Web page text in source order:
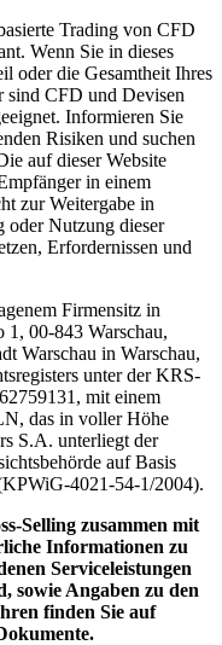
Trading von CFD
Wenn Sie in dieses
oder die Gesamtheit Ihres
sind CFD und Devisen
Informieren Sie
Risiken und suchen
auf dieser Website
in einem
zur Weitergabe in
oder Nutzung dieser
Erfordernissen und
Firmensitz in
00-843 Warschau,
Warschau in Warschau,
unter der KRS-
mit einem
das in voller Höhe
S.A. unterliegt der
auf Basis
4021-54-1/2004).
Selling zusammen mit
Informationen zu
Serviceleistungen
sowie Angaben zu den
finden Sie auf